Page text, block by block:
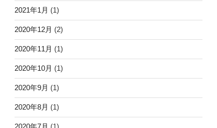
2021年1月 (1)
2020年12月 (2)
2020年11月 (1)
2020年10月 (1)
2020年9月 (1)
2020年8月 (1)